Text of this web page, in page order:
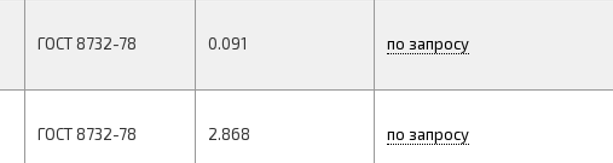
ГОСТ 8732-78 0.091 по запросу
ГОСТ 8732-78 2.868 по запросу